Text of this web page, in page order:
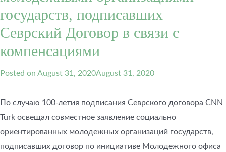
государств, подписавших
Севрский Договор в связи с
компенсациями
Posted on August 31, 2020August 31, 2020
По случаю 100-летия подписания Севрского договора CNN
Turk освещал совместное заявление социально
ориентированных молодежных организаций государств,
подписавших договор по инициативе Молодежного офиса